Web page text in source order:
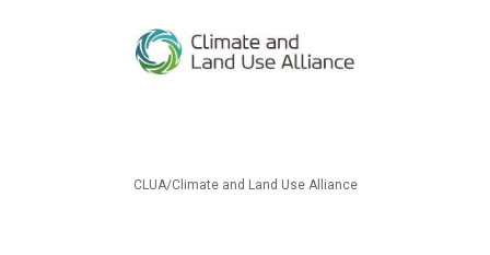
CLUA/Climate and Land Use Alliance